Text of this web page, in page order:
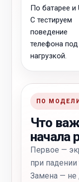
По батарее и
C тестируем
поведение
телефона под
нагрузкой.
ПО МОДЕЛИ
Что
начала
Первое —
при падении
Замена —